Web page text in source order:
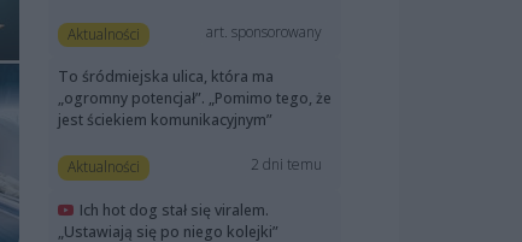
Aktualności art. sponsorowany
To śródmiejska ulica, która ma
„ogromny potencjał”. „Pomimo tego, że
jest ściekiem komunikacyjnym”
Aktualności 2 dni temu
Ich hot dog stał się viralem.
„Ustawiają się po niego kolejki”